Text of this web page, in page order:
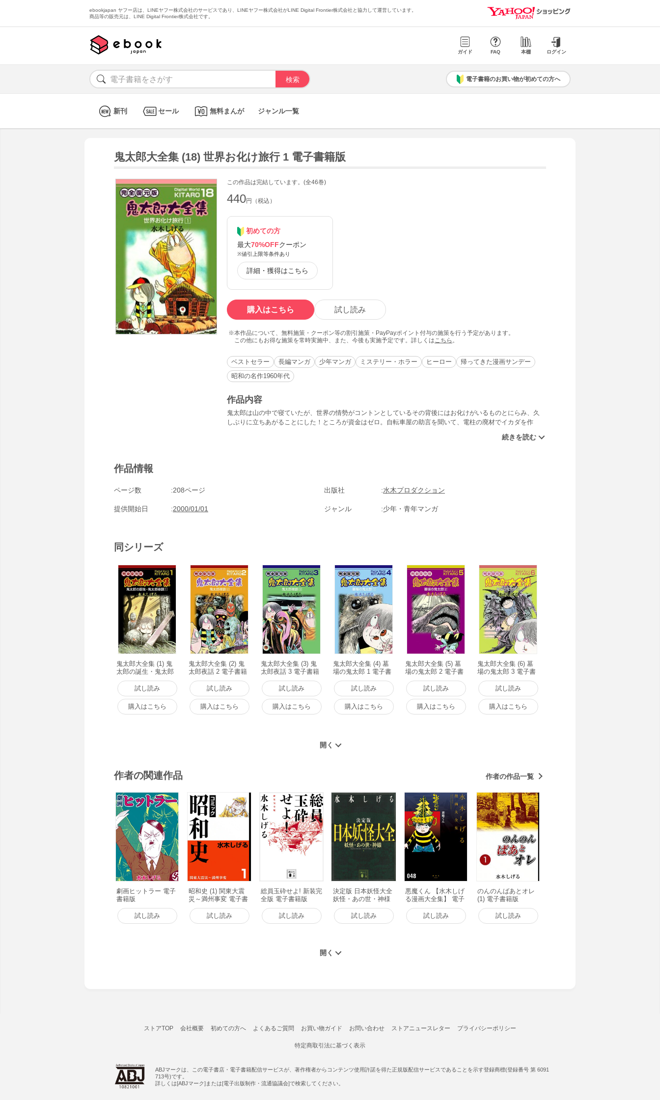
ebookjapan ヤフー店は、LINEヤフー株式会社のサービスであり、LINEヤフー株式会社がLINE Digital Frontier株式会社と協力して運営しています。
商品等の販売元は、LINE Digital Frontier株式会社です。
ガイド FAQ 本棚 ログイン
電子書籍のお買い物が初めての方へ
新刊 セール 無料まんが ジャンル一覧
鬼太郎大全集 (18) 世界お化け旅行 1 電子書籍版
この作品は完結しています。(全46巻)
440円（税込）
初めての方
最大70%OFFクーポン
※値引上限等条件あり
詳細・獲得はこちら
購入はこちら 試し読み
本作品について、無料施策・クーポン等の割引施策・PayPayポイント付与の施策を行う予定があります。
この他にもお得な施策を常時実施中、また、今後も実施予定です。詳しくは こちら 。
ベストセラー 長編マンガ 少年マンガ ミステリー・ホラー ヒーロー
帰ってきた漫画サンデー
昭和の名作1960年代
作品内容
鬼太郎は山の中で寝ていたが、世界の情勢がコントンとしているその背後にはお化けがいるものとにらみ、久
しぶりに立ちあがることにした！ところが資金はゼロ。自転車屋の助言を聞いて、電柱の廃材でイカダを作
か、はたまた地球のどこかで野たれ死にするのであろうか…フルカラー・2色カラー版完全収録！
作品情報
ページ数 208ページ 出版社 水木プロダクション
提供開始日 2000/01/01 ジャンル 少年・青年マンガ
同シリーズ
鬼太郎大全集 (1) 鬼
太郎の誕生・鬼太郎
夜話 1 電子書籍版
試し読み
購入はこちら
鬼太郎大全集 (2) 鬼
太郎夜話 2 電子書籍
試し読み
購入はこちら
鬼太郎大全集 (3) 鬼
太郎夜話 3 電子書籍
試し読み
購入はこちら
鬼太郎大全集 (4) 墓
場の鬼太郎 1 電子書
籍版
試し読み
購入はこちら
鬼太郎大全集 (5) 墓
場の鬼太郎 2 電子書
籍版
試し読み
購入はこちら
鬼太郎大全集 (6) 墓
場の鬼太郎 3 電子書
籍版
試し読み
購入はこちら
作者の関連作品 作者の作品一覧
劇画ヒットラー 電子
書籍版
試し読み
昭和史 (1) 関東大震
災～満州事変 電子書
籍版
試し読み
総員玉砕せよ! 新装完
全版 電子書籍版
試し読み
決定版 日本妖怪大全
妖怪・あの世・神様
電子書籍版
試し読み
悪魔くん 【水木しげ
る漫画大全集】 電子
書籍版
試し読み
のんのんばあとオレ
(1) 電子書籍版
試し読み
ストアTOP 会社概要 初めての方へ よくあるご質問 お買い物ガイド お問い合わせ ストアニュースレター プライバシーポリシー
特定商取引法に基づく表示
ABJマークは、この電子書店・電子書籍配信サービスが、著作権者からコンテンツ使用許諾を得た正規版配信サービスであることを示す登録商標(登録番号 第 6091
713号)です。
詳しくは[ABJマーク]または[電子出版制作・流通協議会]で検索してください。